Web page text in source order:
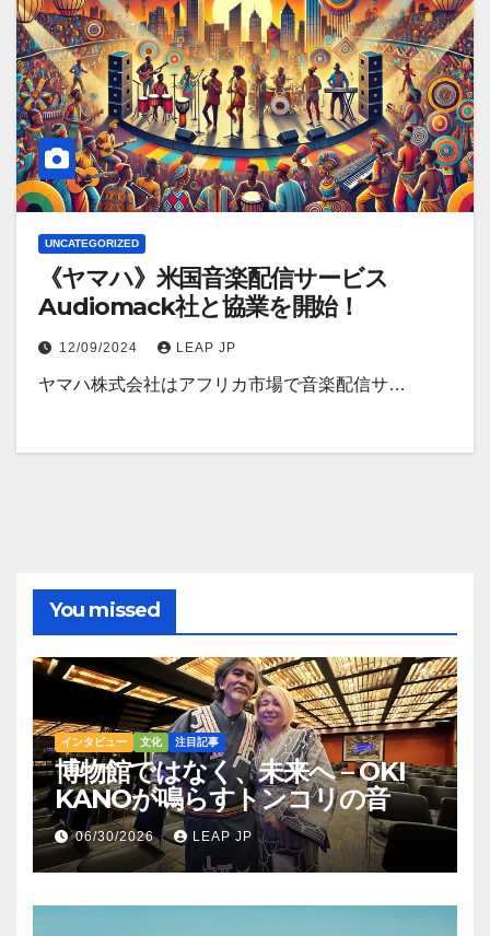
UNCATEGORIZED
《ヤマハ》米国音楽配信サービス
Audiomack社と協業を開始！
12/09/2024 LEAP JP
ヤマハ株式会社はアフリカ市場で音楽配信サ…
You missed
インタビュー 文化 注目記事
博物館ではなく、未来へ – OKI
KANOが鳴らすトンコリの音
06/30/2026 LEAP JP